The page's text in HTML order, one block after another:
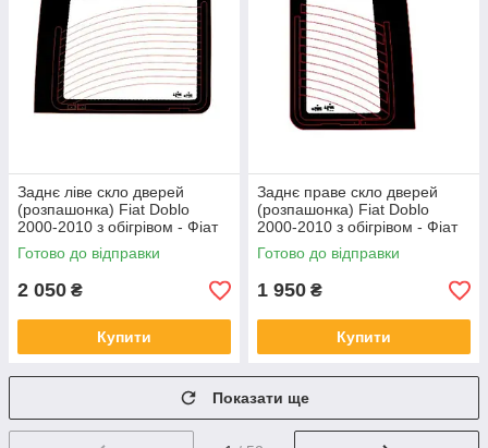
Заднє ліве скло дверей
(розпашонка) Fiat Doblo
2000-2010 з обігрівом - Фіат
Добло
Готово до відправки
2 050 ₴
Купити
Заднє праве скло дверей
(розпашонка) Fiat Doblo
2000-2010 з обігрівом - Фіат
Добло
Готово до відправки
1 950 ₴
Купити
Показати ще